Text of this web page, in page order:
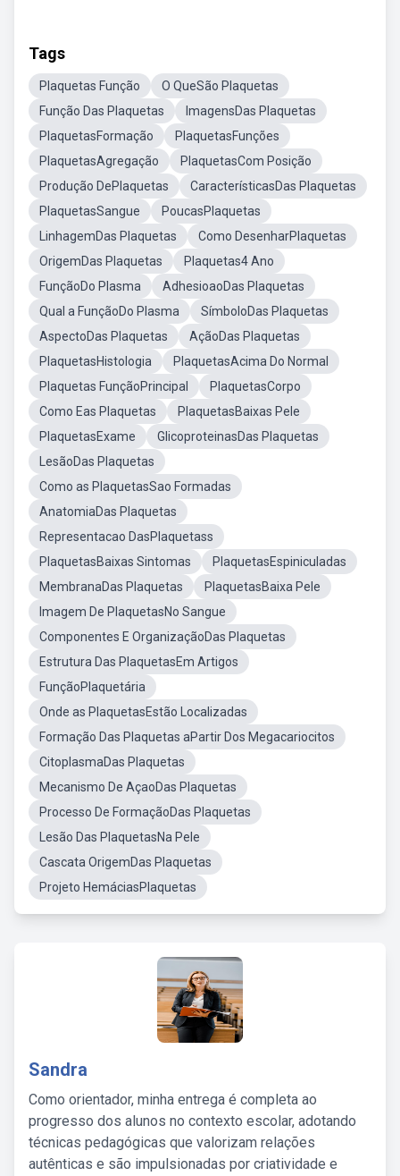
Tags
Plaquetas Função
O QueSão Plaquetas
Função Das Plaquetas
ImagensDas Plaquetas
PlaquetasFormação
PlaquetasFunções
PlaquetasAgregação
PlaquetasCom Posição
Produção DePlaquetas
CaracterísticasDas Plaquetas
PlaquetasSangue
PoucasPlaquetas
LinhagemDas Plaquetas
Como DesenharPlaquetas
OrigemDas Plaquetas
Plaquetas4 Ano
FunçãoDo Plasma
AdhesioaoDas Plaquetas
Qual a FunçãoDo Plasma
SímboloDas Plaquetas
AspectoDas Plaquetas
AçãoDas Plaquetas
PlaquetasHistologia
PlaquetasAcima Do Normal
Plaquetas FunçãoPrincipal
PlaquetasCorpo
Como Eas Plaquetas
PlaquetasBaixas Pele
PlaquetasExame
GlicoproteinasDas Plaquetas
LesãoDas Plaquetas
Como as PlaquetasSao Formadas
AnatomiaDas Plaquetas
Representacao DasPlaquetass
PlaquetasBaixas Sintomas
PlaquetasEspiniculadas
MembranaDas Plaquetas
PlaquetasBaixa Pele
Imagem De PlaquetasNo Sangue
Componentes E OrganizaçãoDas Plaquetas
Estrutura Das PlaquetasEm Artigos
FunçãoPlaquetária
Onde as PlaquetasEstão Localizadas
Formação Das Plaquetas aPartir Dos Megacariocitos
CitoplasmaDas Plaquetas
Mecanismo De AçaoDas Plaquetas
Processo De FormaçãoDas Plaquetas
Lesão Das PlaquetasNa Pele
Cascata OrigemDas Plaquetas
Projeto HemáciasPlaquetas
Sandra
Como orientador, minha entrega é completa ao
progresso dos alunos no contexto escolar, adotando
técnicas pedagógicas que valorizam relações
autênticas e são impulsionadas por criatividade e